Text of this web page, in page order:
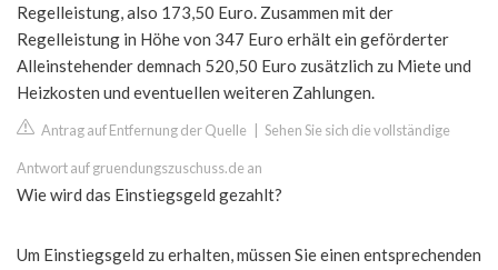
Regelleistung, also 173,50 Euro. Zusammen mit der
Regelleistung in Höhe von 347 Euro erhält ein geförderter
Alleinstehender demnach 520,50 Euro zusätzlich zu Miete und
Heizkosten und eventuellen weiteren Zahlungen.
Antrag auf Entfernung der Quelle Sehen Sie sich die vollständige
Antwort auf gruendungszuschuss.de an
Wie wird das Einstiegsgeld gezahlt?
Um Einstiegsgeld zu erhalten, müssen Sie einen entsprechenden